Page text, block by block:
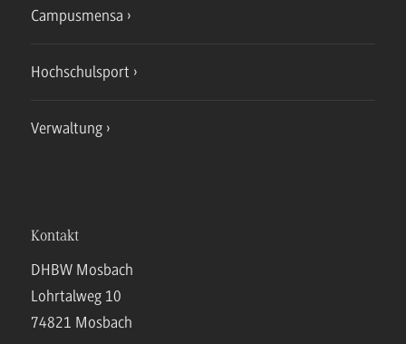
Campusmensa
Hochschulsport
Verwaltung
Kontakt
DHBW Mosbach
Lohrtalweg 10
74821 Mosbach